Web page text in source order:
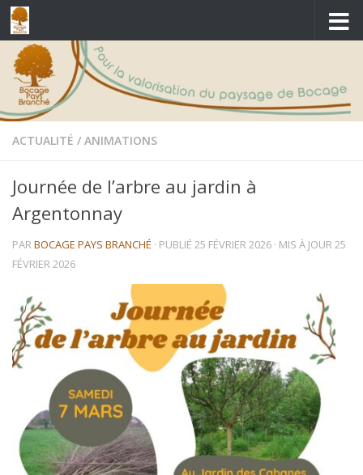
Skip to content
ACTUALITÉ / ANIMATIONS
Journée de l’arbre au jardin à
Argentonnay
PARBOCAGE PAYS BRANCHÉ · PUBLIÉ 25 FÉVRIER 2026 · MIS À JOUR25
FÉVRIER 2026